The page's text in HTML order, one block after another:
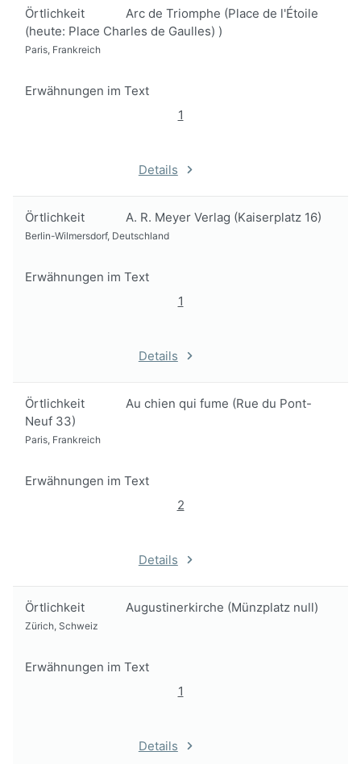
Örtlichkeit
Arc de Triomphe (Place de l'Étoile
(heute: Place Charles de Gaulles) )
Paris, Frankreich
Erwähnungen im Text
1
Details
Örtlichkeit A. R. Meyer Verlag (Kaiserplatz 16)
Berlin-Wilmersdorf, Deutschland
Erwähnungen im Text
1
Details
Örtlichkeit
Au chien qui fume (Rue du Pont-
Neuf 33)
Paris, Frankreich
Erwähnungen im Text
2
Details
Örtlichkeit Augustinerkirche (Münzplatz null)
Zürich, Schweiz
Erwähnungen im Text
1
Details